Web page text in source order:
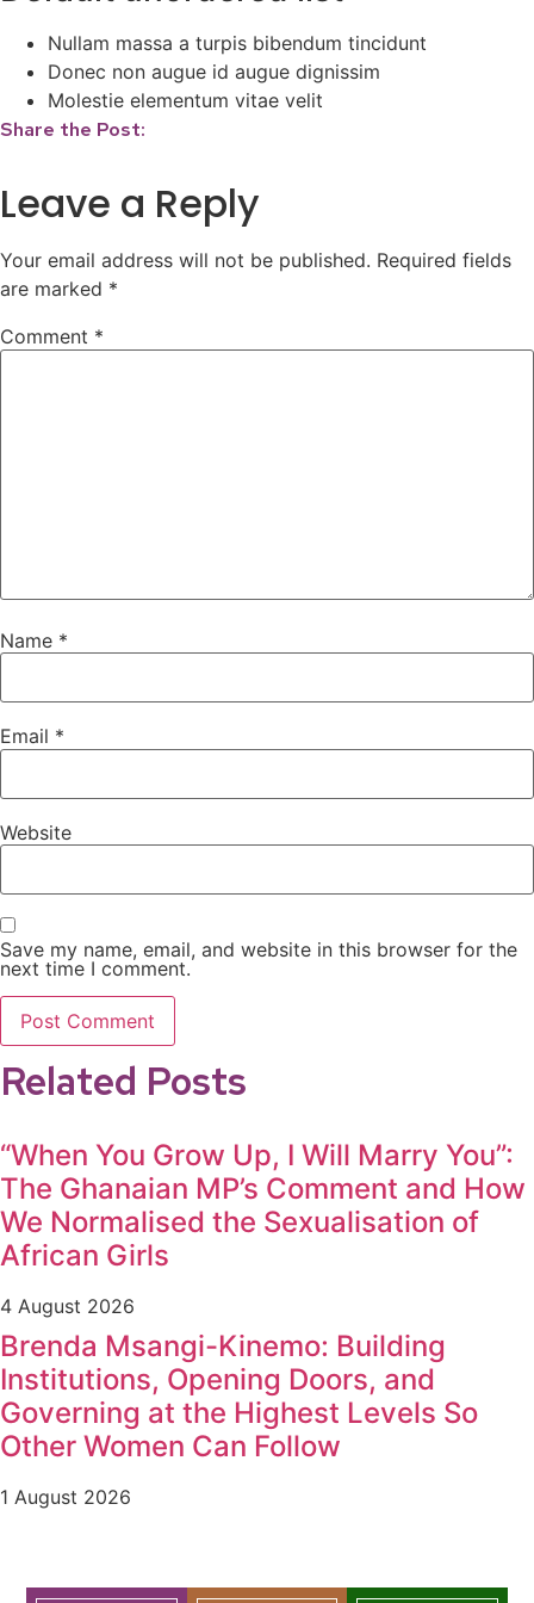
Nullam massa a turpis bibendum tincidunt
Donec non augue id augue dignissim
Molestie elementum vitae velit
Share the Post:
Leave a Reply
Your email address will not be published. Required fields
are marked *
Comment *
Name *
Email *
Website
Save my name, email, and website in this browser for the
next time I comment.
Related Posts
“When You Grow Up, I Will Marry You”:
The Ghanaian MP’s Comment and How
We Normalised the Sexualisation of
African Girls
4 August 2026
Brenda Msangi-Kinemo: Building
Institutions, Opening Doors, and
Governing at the Highest Levels So
Other Women Can Follow
1 August 2026